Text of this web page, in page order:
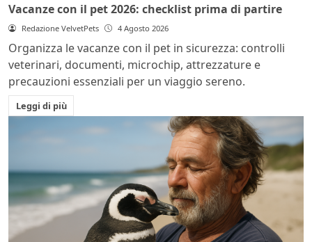
Vacanze con il pet 2026: checklist prima di partire
Redazione VelvetPets 4 Agosto 2026
Organizza le vacanze con il pet in sicurezza: controlli
veterinari, documenti, microchip, attrezzature e
precauzioni essenziali per un viaggio sereno.
Leggi di più